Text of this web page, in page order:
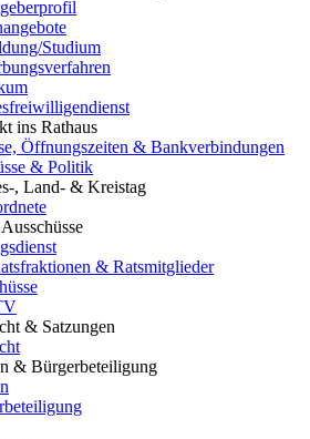
Studium
ins Rathaus
Öffnungszeiten & Bankverbindungen
& Politik
, Land- & Kreistag
& Ratsmitglieder
& Satzungen
& Bürgerbeteiligung